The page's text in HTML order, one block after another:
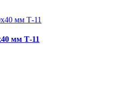
мм Т-11